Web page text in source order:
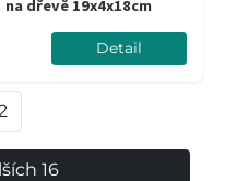
na dřevě 19x4x18cm
Detail
16